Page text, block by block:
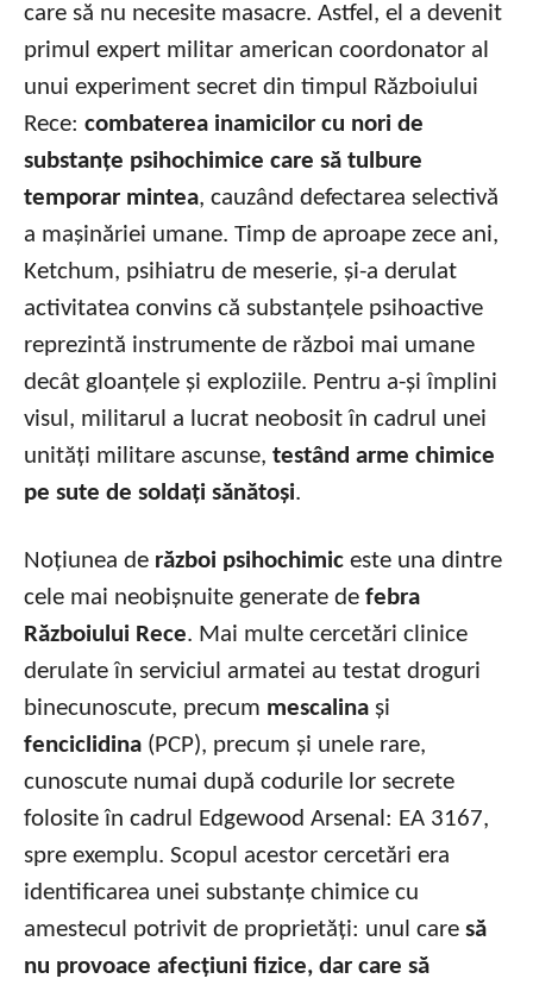
care să nu necesite masacre. Astfel, el a devenit
primul expert militar american coordonator al
unui experiment secret din timpul Războiului
Rece: combaterea inamicilor cu nori de
substanțe psihochimice care să tulbure
temporar mintea, cauzând defectarea selectivă
a mașinăriei umane. Timp de aproape zece ani,
Ketchum, psihiatru de meserie, și-a derulat
activitatea convins că substanțele psihoactive
reprezintă instrumente de război mai umane
decât gloanțele și exploziile. Pentru a-și împlini
visul, militarul a lucrat neobosit în cadrul unei
unități militare ascunse, testând arme chimice
pe sute de soldați sănătoși.
Noțiunea de război psihochimic este una dintre
cele mai neobișnuite generate de febra
Războiului Rece. Mai multe cercetări clinice
derulate în serviciul armatei au testat droguri
binecunoscute, precum mescalina și
fenciclidina (PCP), precum și unele rare,
cunoscute numai după codurile lor secrete
folosite în cadrul Edgewood Arsenal: EA 3167,
spre exemplu. Scopul acestor cercetări era
identificarea unei substanțe chimice cu
amestecul potrivit de proprietăți: unul care să
nu provoace afecțiuni fizice, dar care să